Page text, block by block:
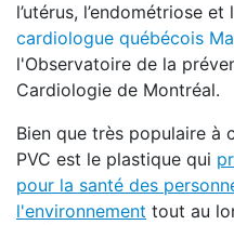
l’utérus, l’endométriose et
cardiologue québécois
l'Observatoire de la
Cardiologie de Montréal.
Bien que très populaire à
PVC est le plastique qui
pour la santé des
l'environnement tout au